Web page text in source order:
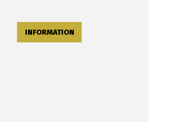
INFORMATION